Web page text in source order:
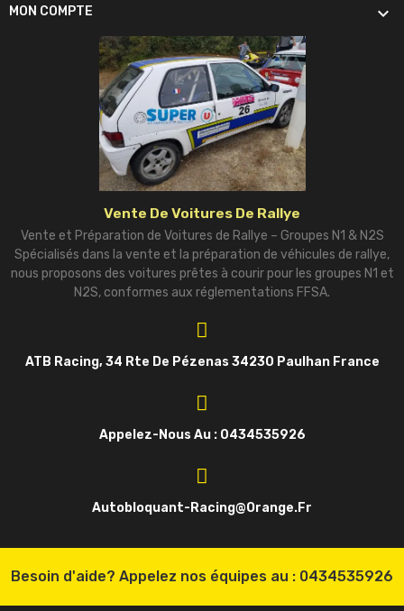
MON COMPTE 
Vente De Voitures De Rallye
Vente et Préparation de Voitures de Rallye – Groupes N1 & N2S
Spécialisés dans la vente et la préparation de véhicules de rallye,
nous proposons des voitures prêtes à courir pour les groupes N1 et
N2S, conformes aux réglementations FFSA.
ATB Racing, 34 Rte De Pézenas 34230 Paulhan France
Appelez-Nous Au : 0434535926
Autobloquant-Racing@orange.fr
Besoin d'aide? Appelez nos équipes au : 0434535926